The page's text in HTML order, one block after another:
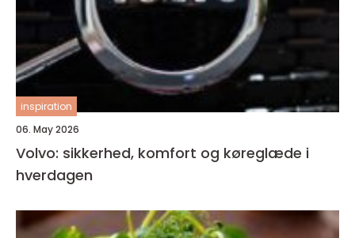
inspiration
06. May 2026
Volvo: sikkerhed, komfort og køreglæde i
hverdagen